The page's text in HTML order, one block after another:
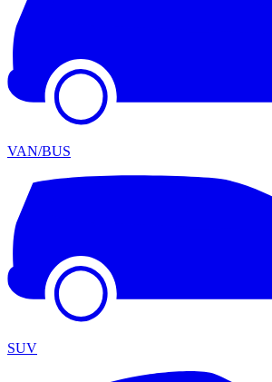
VAN/BUS
SUV